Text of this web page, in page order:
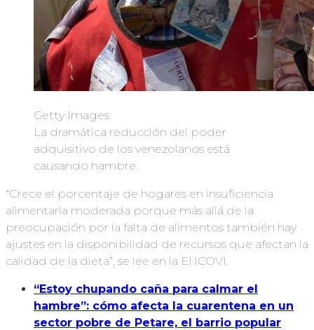
Getty Images
La dramática reducción del poder
adquisitivo de los venezolanos está
causando hambre.
“Crece el porcentaje de hogares en insuficiencia
alimentaria moderada porque más allá de la
preocupación por la falta de alimentos también hay
ajustes en la disponibilidad de recursos que afectan la
calidad de la dieta”, se lee en la ENCOVI.
“Estoy chupando caña para calmar el
hambre”: cómo afecta la cuarentena en un
sector pobre de Petare, el barrio popular